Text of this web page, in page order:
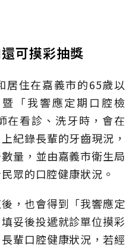
可摸彩抽獎
居住在嘉義市的65歲以
「我響應定期口腔檢
在看診、洗牙時，會在
紀錄長輩的牙齒現況，
量，並由嘉義市衛生局
眾的口腔健康狀況。
，也會得到「我響應定
妥後投遞就診單位摸彩
輩口腔健康狀況，若經